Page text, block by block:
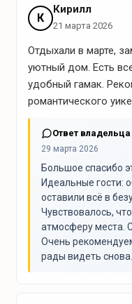
Спокойный отдых
Стериосистема
Виниловый
Телевизор
Интересное рядом
орнолыжный
конная усадьба
К
Кирилл
21 марта 2026
Отдыхали в марте,
уютный дом. Есть
удобный гамак.
романтического
Ответ владельца
29 марта 2026
Большое спасибо
Идеальные гости:
оставили всё в
Чувствовалось,
атмосферу места.
Очень
рады видеть снова.